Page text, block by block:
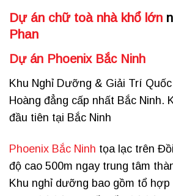
Dự án chữ toà nhà khổ lớn
Phan
Dự án Phoenix Bắc Ninh
Khu Nghỉ Dưỡng & Giải Trí
Hoàng đẳng cấp nhất Bắc Ninh.
đầu tiên tại Bắc Ninh
Phoenix Bắc Ninh tọa lạc trên
độ cao 500m ngay trung tâm
Khu nghỉ dưỡng bao gồm tổ hợp